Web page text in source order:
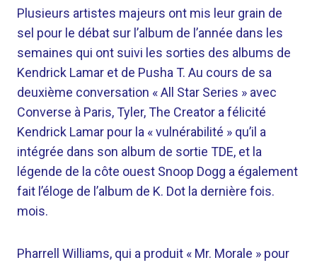
Plusieurs artistes majeurs ont mis leur grain de
sel pour le débat sur l’album de l’année dans les
semaines qui ont suivi les sorties des albums de
Kendrick Lamar et de Pusha T. Au cours de sa
deuxième conversation « All Star Series » avec
Converse à Paris, Tyler, The Creator a félicité
Kendrick Lamar pour la « vulnérabilité » qu’il a
intégrée dans son album de sortie TDE, et la
légende de la côte ouest Snoop Dogg a également
fait l’éloge de l’album de K. Dot la dernière fois.
mois.
Pharrell Williams, qui a produit « Mr. Morale » pour